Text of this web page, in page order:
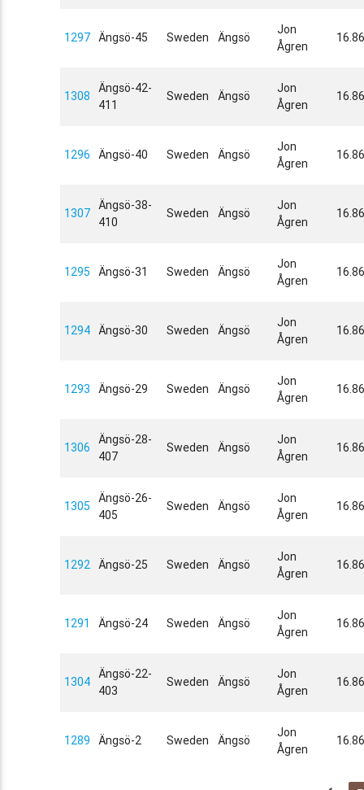
1297 Ängsö-45 Sweden Ängsö
Jon
Ågren
1308
Ängsö-42-
411
Sweden Ängsö
Jon
Ågren
1296 Ängsö-40 Sweden Ängsö
Jon
Ågren
1307
Ängsö-38-
410
Sweden Ängsö
Jon
Ågren
1295 Ängsö-31 Sweden Ängsö
Jon
Ågren
1294 Ängsö-30 Sweden Ängsö
Jon
Ågren
1293 Ängsö-29 Sweden Ängsö
Jon
Ågren
1306
Ängsö-28-
407
Sweden Ängsö
Jon
Ågren
1305
Ängsö-26-
405
Sweden Ängsö
Jon
Ågren
1292 Ängsö-25 Sweden Ängsö
Jon
Ågren
1291 Ängsö-24 Sweden Ängsö
Jon
Ågren
1304
Ängsö-22-
403
Sweden Ängsö
Jon
Ågren
1289 Ängsö-2 Sweden Ängsö
Jon
Ågren